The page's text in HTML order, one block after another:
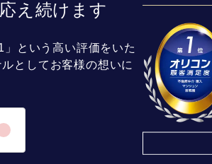
え続けます
という高い評価をいた
としてお客様の想いに